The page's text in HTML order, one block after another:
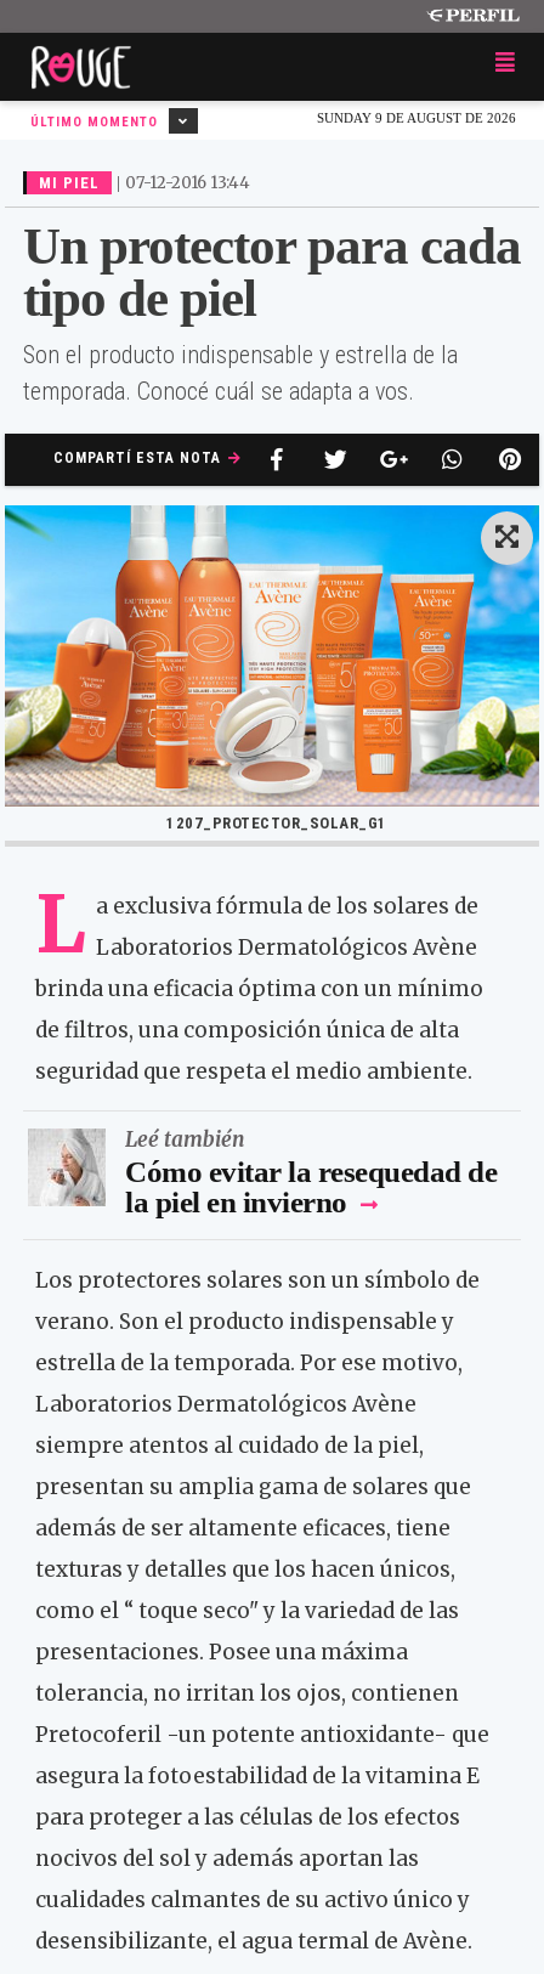
SUNDAY 9 DE AUGUST DE 2026
ÚLTIMO MOMENTO
MI PIEL | 07-12-2016 13:44
Un protector para cada
tipo de piel
Son el producto indispensable y estrella de la
temporada. Conocé cuál se adapta a vos.
COMPARTÍ ESTA NOTA
1207_PROTECTOR_SOLAR_G1
L a exclusiva fórmula de los solares de
Laboratorios Dermatológicos Avène
brinda una eficacia óptima con un mínimo
de filtros, una composición única de alta
seguridad que respeta el medio ambiente.
Leé también
Cómo evitar la resequedad de
la piel en invierno
Los protectores solares son un símbolo de
verano. Son el producto indispensable y
estrella de la temporada. Por ese motivo,
Laboratorios Dermatológicos Avène
siempre atentos al cuidado de la piel,
presentan su amplia gama de solares que
además de ser altamente eficaces, tiene
texturas y detalles que los hacen únicos,
como el “ toque seco" y la variedad de las
presentaciones. Posee una máxima
tolerancia, no irritan los ojos, contienen
Pretocoferil -un potente antioxidante- que
asegura la fotoestabilidad de la vitamina E
para proteger a las células de los efectos
nocivos del sol y además aportan las
cualidades calmantes de su activo único y
desensibilizante, el agua termal de Avène.